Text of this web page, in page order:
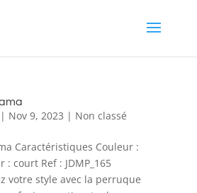
| Nov 9, 2023 | Non classé
Caractéristiques Couleur :
court Ref : JDMP_165
votre style avec la perruque